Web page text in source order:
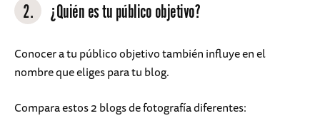
2. ¿Quién es tu público objetivo?
Conocer a tu público objetivo también influye en el
nombre que eliges para tu blog.
Compara estos 2 blogs de fotografía diferentes: